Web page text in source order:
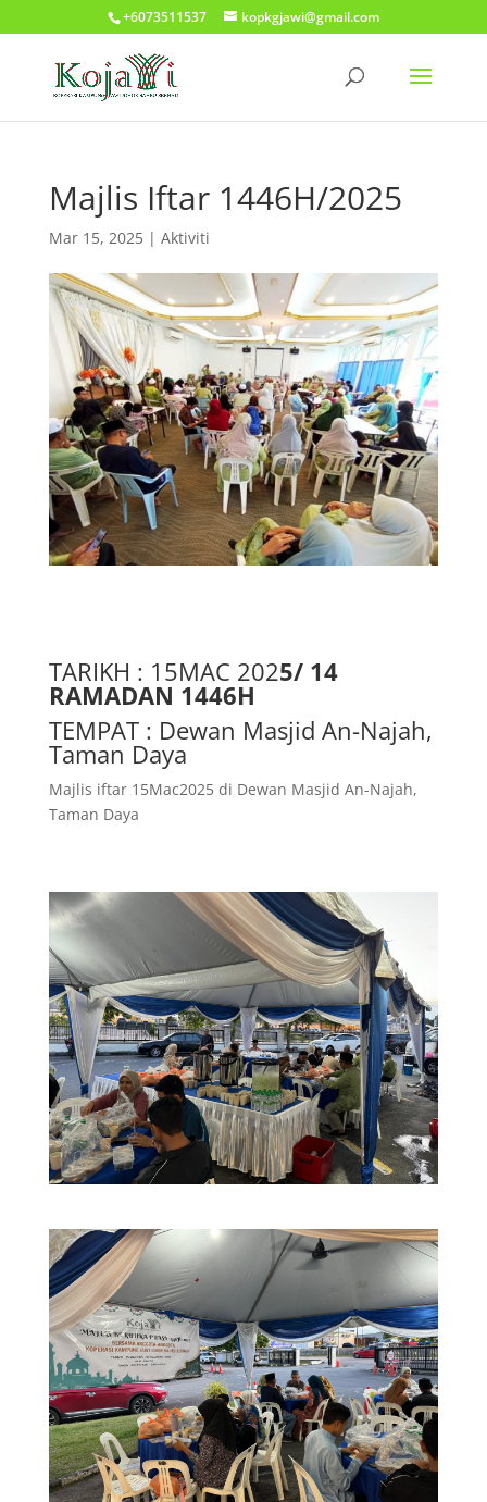
+6073511537 kopkgjawi@gmail.com
Majlis Iftar 1446H/2025
Mar 15, 2025| Aktiviti
TARIKH : 15MAC 2025/ 14
RAMADAN 1446H
TEMPAT : Dewan Masjid An-Najah,
Taman Daya
Majlis iftar 15Mac2025 di Dewan Masjid An-Najah,
Taman Daya